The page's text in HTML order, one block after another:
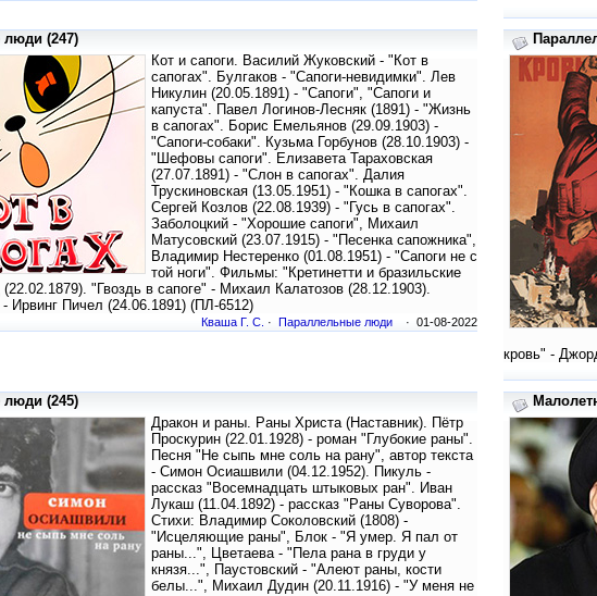
(247)
Кот и сапоги. Василий Жуковский - "Кот в
сапогах". Булгаков - "Сапоги-невидимки". Лев
Никулин (20.05.1891) - "Сапоги", "Сапоги и
капуста". Павел Логинов-Лесняк (1891) - "Жизнь
в сапогах". Борис Емельянов (29.09.1903) -
"Сапоги-собаки". Кузьма Горбунов (28.10.1903) -
"Шефовы сапоги". Елизавета Тараховская
(27.07.1891) - "Слон в сапогах". Далия
Трускиновская (13.05.1951) - "Кошка в сапогах".
Сергей Козлов (22.08.1939) - "Гусь в сапогах".
Заболоцкий - "Хорошие сапоги", Михаил
Матусовский (23.07.1915) - "Песенка сапожника",
Владимир Нестеренко (01.08.1951) - "Сапоги не с
той ноги". Фильмы: "Кретинетти и бразильские
"Гвоздь в сапоге" - Михаил Калатозов (28.12.1903).
Ирвинг Пичел (24.06.1891) (ПЛ-6512)
Кваша Г. С. · Параллельные люди · 01-08-2022
кровь" -
(245)
Дракон и раны. Раны Христа (Наставник). Пётр
Проскурин (22.01.1928) - роман "Глубокие раны".
Песня "Не сыпь мне соль на рану", автор текста
- Симон Осиашвили (04.12.1952). Пикуль -
рассказ "Восемнадцать штыковых ран". Иван
Лукаш (11.04.1892) - рассказ "Раны Суворова".
Стихи: Владимир Соколовский (1808) -
"Исцеляющие раны", Блок - "Я умер. Я пал от
раны...", Цветаева - "Пела рана в груди у
князя...", Паустовский - "Алеют раны, кости
белы...", Михаил Дудин (20.11.1916) - "У меня не